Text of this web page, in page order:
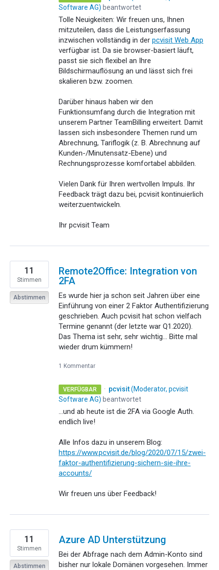
Software AG) beantwortet
Tolle Neuigkeiten: Wir freuen uns, Ihnen
mitzuteilen, dass die Leistungserfassung
inzwischen vollständig in der pcvisit Web App
verfügbar ist. Da sie browser-basiert läuft,
passt sie sich flexibel an Ihre
Bildschirmauflösung an und lässt sich frei
skalieren bzw. zoomen.
Darüber hinaus haben wir den
Funktionsumfang durch die Integration mit
unserem Partner TeamBilling erweitert. Damit
lassen sich insbesondere Themen rund um
Abrechnung, Tariflogik (z. B. Abrechnung auf
Kunden-/Minutensatz-Ebene) und
Rechnungsprozesse komfortabel abbilden.
Vielen Dank für Ihren wertvollen Impuls. Ihr
Feedback trägt dazu bei, pcvisit kontinuierlich
weiterzuentwickeln.
Ihr pcvisit Team
Remote2Office: Integration von
2FA
Es wurde hier ja schon seit Jahren über eine
Einführung von einer 2 Faktor Authentifizierung
geschrieben. Auch pcvisit hat schon vielfach
Termine genannt (der letzte war Q1.2020).
Das Thema ist sehr, sehr wichtig... Bitte mal
wieder drum kümmern!
11
Stimmen
Abstimmen
1 Kommentar
VERFÜGBAR · pcvisit(Moderator, pcvisit
Software AG) beantwortet
…und ab heute ist die 2FA via Google Auth.
endlich live!
Alle Infos dazu in unserem Blog:
https://www.pcvisit.de/blog/2020/07/15/zwei-
faktor-authentifizierung-sichern-sie-ihre-
accounts/
Wir freuen uns über Feedback!
Azure AD Unterstützung
Bei der Abfrage nach dem Admin-Konto sind
bisher nur lokale Domänen vorgesehen. Immer
11
Stimmen
Abstimmen